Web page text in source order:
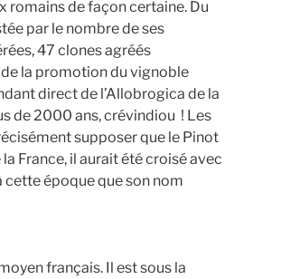
romains de façon certaine. Du
par le nombre de ses
47 clones agréés
de la promotion du vignoble
direct de l’Allobrogica de la
de 2000 ans, crévindiou ! Les
supposer que le Pinot
France, il aurait été croisé avec
cette époque que son nom
français. Il est sous la